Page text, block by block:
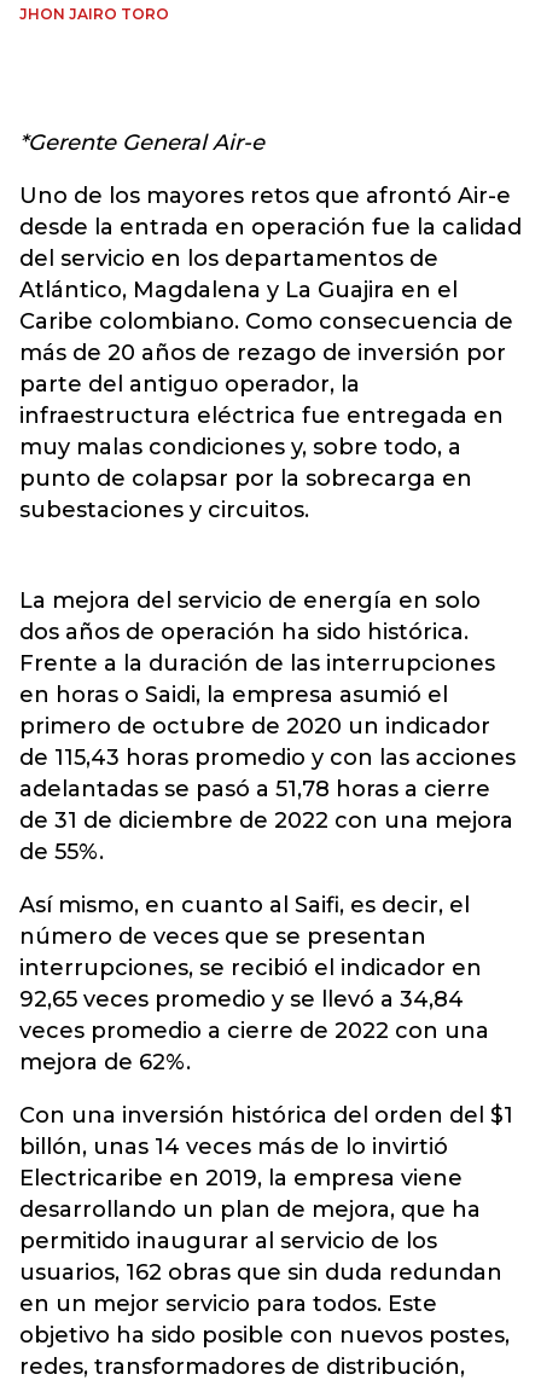
JHON JAIRO TORO
*Gerente General Air-e
Uno de los mayores retos que afrontó Air-e
desde la entrada en operación fue la calidad
del servicio en los departamentos de
Atlántico, Magdalena y La Guajira en el
Caribe colombiano. Como consecuencia de
más de 20 años de rezago de inversión por
parte del antiguo operador, la
infraestructura eléctrica fue entregada en
muy malas condiciones y, sobre todo, a
punto de colapsar por la sobrecarga en
subestaciones y circuitos.
La mejora del servicio de energía en solo
dos años de operación ha sido histórica.
Frente a la duración de las interrupciones
en horas o Saidi, la empresa asumió el
primero de octubre de 2020 un indicador
de 115,43 horas promedio y con las acciones
adelantadas se pasó a 51,78 horas a cierre
de 31 de diciembre de 2022 con una mejora
de 55%.
Así mismo, en cuanto al Saifi, es decir, el
número de veces que se presentan
interrupciones, se recibió el indicador en
92,65 veces promedio y se llevó a 34,84
veces promedio a cierre de 2022 con una
mejora de 62%.
Con una inversión histórica del orden del $1
billón, unas 14 veces más de lo invirtió
Electricaribe en 2019, la empresa viene
desarrollando un plan de mejora, que ha
permitido inaugurar al servicio de los
usuarios, 162 obras que sin duda redundan
en un mejor servicio para todos. Este
objetivo ha sido posible con nuevos postes,
redes, transformadores de distribución,